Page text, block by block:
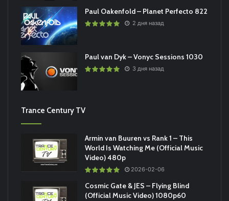
Paul Oakenfold – Planet Perfecto 822
2 дня назад
Paul van Dyk – Vonyc Sessions 1030
3 дня назад
Trance Century TV
Armin van Buuren vs Rank 1 – This
World Is Watching Me (Official Music
Video) 480p
2026-02-06
Cosmic Gate & JES – Flying Blind
(Official Music Video) 1080p60